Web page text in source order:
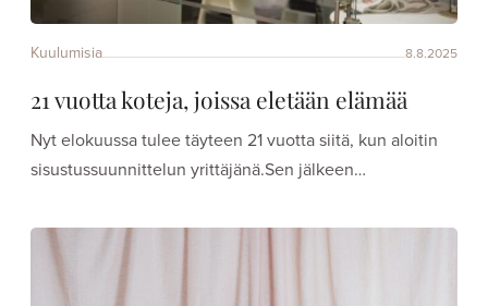
Kuulumisia 8.8.2025
21 vuotta koteja, joissa eletään elämää
Nyt elokuussa tulee täyteen 21 vuotta siitä, kun aloitin
sisustussuunnittelun yrittäjänä.Sen jälkeen…